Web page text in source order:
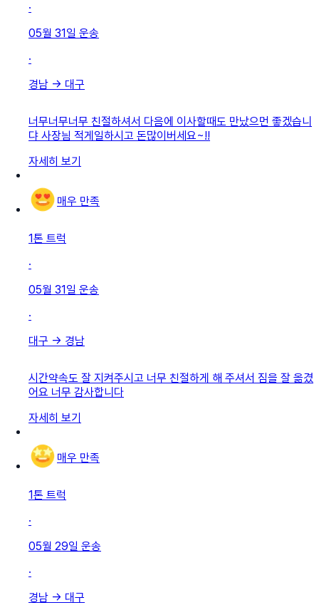
·
05월 31일 운송
·
경남 → 대구
너무너무너무 친절하셔서 다음에 이사할때도 만났으먼 좋겠습니
댜 사장늼 적게일하시고 돈많이버세요~!!
자세히 보기
매우 만족
1톤 트럭
·
05월 31일 운송
·
대구 → 경남
시간약속도 잘 지켜주시고 너무 친절하게 해 주셔서 짐을 잘 옮겼
어요 너무 감사합니다
자세히 보기
매우 만족
1톤 트럭
·
05월 29일 운송
·
경남 → 대구